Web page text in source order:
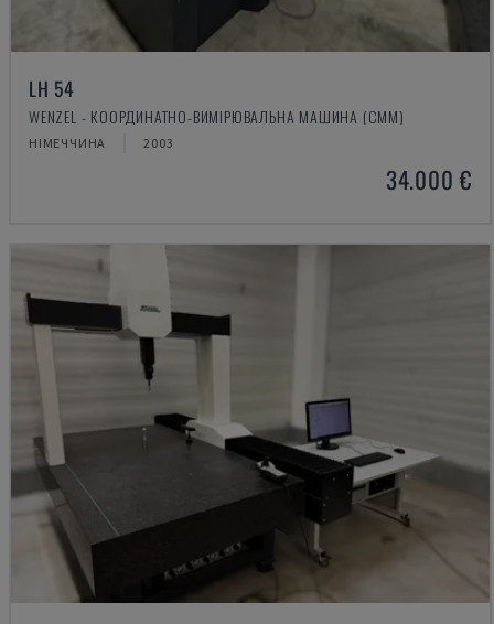
LH 54
WENZEL - КООРДИНАТНО-ВИМІРЮВАЛЬНА МАШИНА (CMM)
НІМЕЧЧИНА 2003
34.000 €